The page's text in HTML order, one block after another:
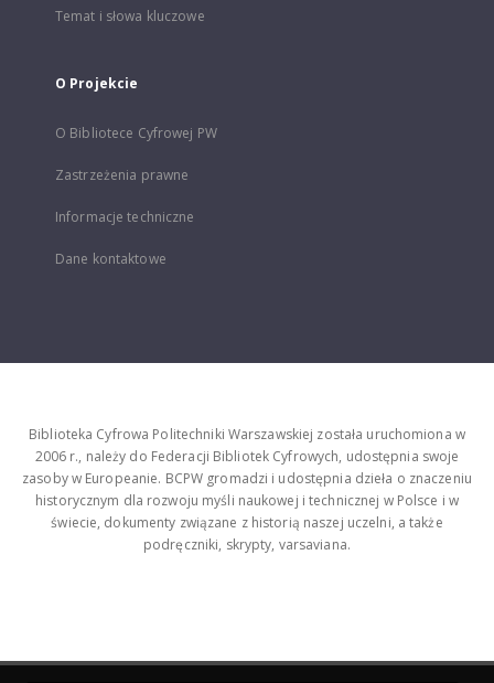
Temat i słowa kluczowe
O Projekcie
O Bibliotece Cyfrowej PW
Zastrzeżenia prawne
Informacje techniczne
Dane kontaktowe
Biblioteka Cyfrowa Politechniki Warszawskiej została uruchomiona w
2006 r., należy do Federacji Bibliotek Cyfrowych, udostępnia swoje
zasoby w Europeanie. BCPW gromadzi i udostępnia dzieła o znaczeniu
historycznym dla rozwoju myśli naukowej i technicznej w Polsce i w
świecie, dokumenty związane z historią naszej uczelni, a także
podręczniki, skrypty, varsaviana.